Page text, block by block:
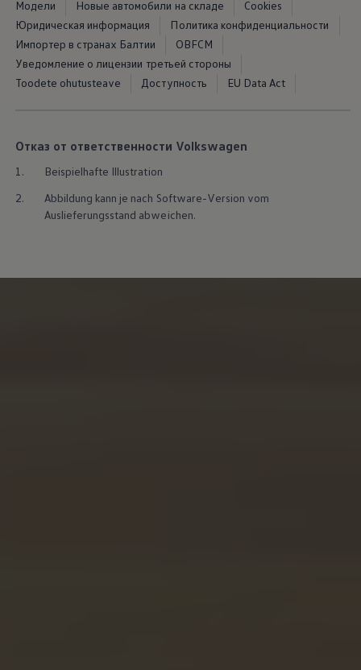
Модели Новые автомобили на складе
Cookies
Юридическая информация
Политика конфиденциальности
Импортер в странах Балтии
OBFCM
Уведомление о лицензии третьей стороны
Toodete ohutusteave
Доступность EU Data Act
Отказ от ответственности Volkswagen
1.
Beispielhafte Illustration
2.
Abbildung kann je nach Software-Version vom
Auslieferungsstand abweichen.